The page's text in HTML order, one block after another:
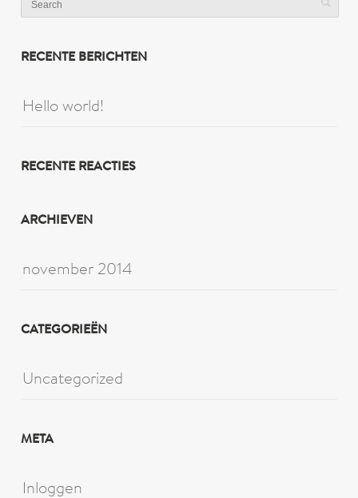
RECENTE BERICHTEN
Hello world!
RECENTE REACTIES
ARCHIEVEN
november 2014
CATEGORIEËN
Uncategorized
META
Inloggen